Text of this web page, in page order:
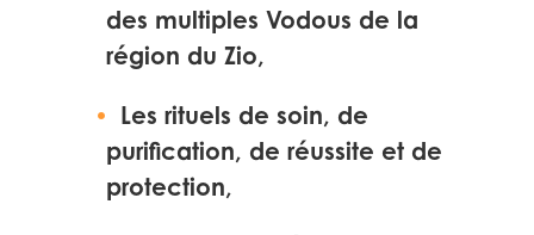
des multiples Vodous de la
région du Zio,
Les rituels de soin, de
purification, de réussite et de
protection,